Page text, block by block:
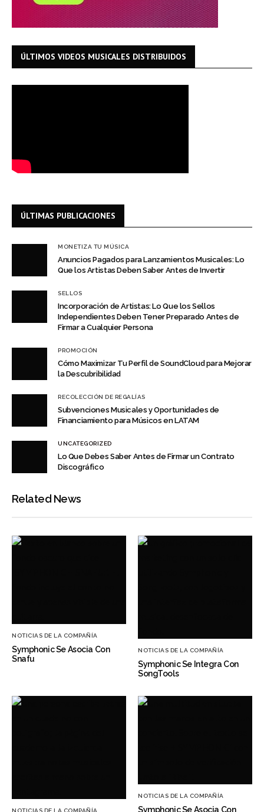
ÚLTIMOS VIDEOS MUSICALES DISTRIBUIDOS
ÚLTIMAS PUBLICACIONES
MONETIZA TU MÚSICA
Anuncios Pagados para Lanzamientos Musicales: Lo
Que los Artistas Deben Saber Antes de Invertir
SELLOS
Incorporación de Artistas: Lo Que los Sellos
Independientes Deben Tener Preparado Antes de
Firmar a Cualquier Persona
PROMOCIÓN
Cómo Maximizar Tu Perfil de SoundCloud para Mejorar
la Descubribilidad
RECOLECCIÓN DE REGALÍAS
Subvenciones Musicales y Oportunidades de
Financiamiento para Músicos en LATAM
UNCATEGORIZED
Lo Que Debes Saber Antes de Firmar un Contrato
Discográfico
Related News
NOTICIAS DE LA COMPAÑÍA
Symphonic Se Asocia Con
Snafu
NOTICIAS DE LA COMPAÑÍA
Symphonic Se Integra Con
SongTools
NOTICIAS DE LA COMPAÑÍA
Symphonic Se Asocia Con